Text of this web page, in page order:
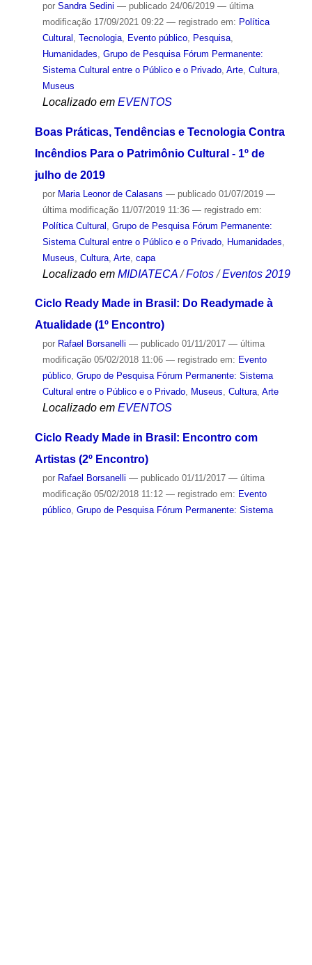
por Sandra Sedini — publicado24/06/2019 — última
modificação17/09/2021 09:22 — registrado em: Política
Cultural , Tecnologia, Evento público, Pesquisa,
Humanidades, Grupo de Pesquisa Fórum Permanente:
Sistema Cultural entre o Público e o Privado, Arte, Cultura,
Museus
Localizado em EVENTOS
Boas Práticas, Tendências e Tecnologia Contra
Incêndios Para o Patrimônio Cultural - 1º de
julho de 2019
por Maria Leonor de Calasans — publicado01/07/2019 —
última modificação11/07/2019 11:36 — registrado em:
Política Cultural Grupo de Pesquisa Fórum Permanente:
Sistema Cultural entre o Público e o Privado, Humanidades
Museus Cultura, Arte, capa
Localizado em MIDIATECA /Fotos /Eventos 2019
Ciclo Ready Made in Brasil: Do Readymade à
Atualidade (1º Encontro)
por Rafael Borsanelli — publicado01/11/2017 — última
modificação05/02/2018 11:06 — registrado em: Evento
público, Grupo de Pesquisa Fórum Permanente: Sistema
Cultural entre o Público e o Privado, Museus, Cultura, Arte
Localizado em EVENTOS
Ciclo Ready Made in Brasil: Encontro com
Artistas (2º Encontro)
por Rafael Borsanelli — publicado01/11/2017 — última
modificação05/02/2018 11:12 — registrado em: Evento
público, Grupo de Pesquisa Fórum Permanente: Sistema